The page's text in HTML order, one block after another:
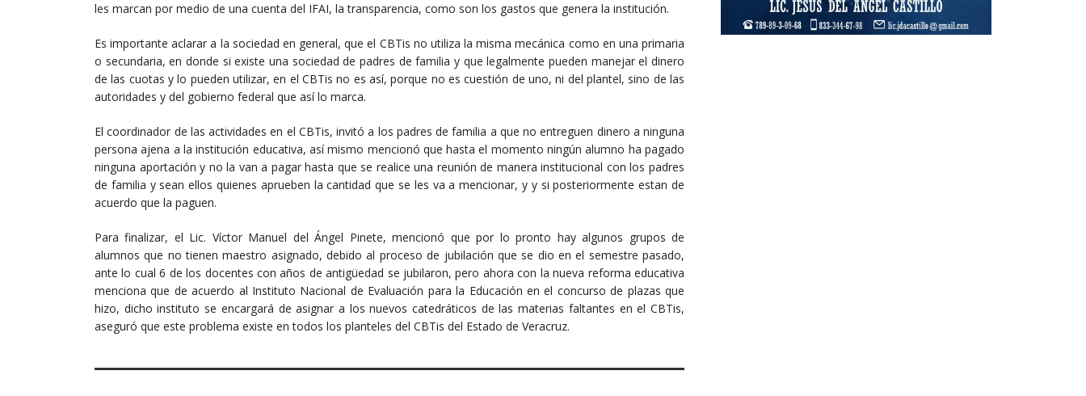
les marcan por medio de una cuenta del IFAI, la transparencia, como son los gastos que genera la institución.
Es importante aclarar a la sociedad en general, que el CBTis no utiliza la misma mecánica como en una primaria
o secundaria, en donde si existe una sociedad de padres de familia y que legalmente pueden manejar el dinero
de las cuotas y lo pueden utilizar, en el CBTis no es así, porque no es cuestión de uno, ni del plantel, sino de las
autoridades y del gobierno federal que así lo marca.
El coordinador de las actividades en el CBTis, invitó a los padres de familia a que no entreguen dinero a ninguna
persona ajena a la institución educativa, así mismo mencionó que hasta el momento ningún alumno ha pagado
ninguna aportación y no la van a pagar hasta que se realice una reunión de manera institucional con los padres
de familia y sean ellos quienes aprueben la cantidad que se les va a mencionar, y y si posteriormente estan de
acuerdo que la paguen.
Para finalizar, el Lic. Víctor Manuel del Ángel Pinete, mencionó que por lo pronto hay algunos grupos de
alumnos que no tienen maestro asignado, debido al proceso de jubilación que se dio en el semestre pasado,
ante lo cual 6 de los docentes con años de antigüedad se jubilaron, pero ahora con la nueva reforma educativa
menciona que de acuerdo al Instituto Nacional de Evaluación para la Educación en el concurso de plazas que
hizo, dicho instituto se encargará de asignar a los nuevos catedráticos de las materias faltantes en el CBTis,
aseguró que este problema existe en todos los planteles del CBTis del Estado de Veracruz.